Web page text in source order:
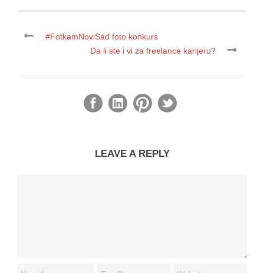
#FotkamNoviSad foto konkurs
Da li ste i vi za freelance karijeru?
LEAVE A REPLY